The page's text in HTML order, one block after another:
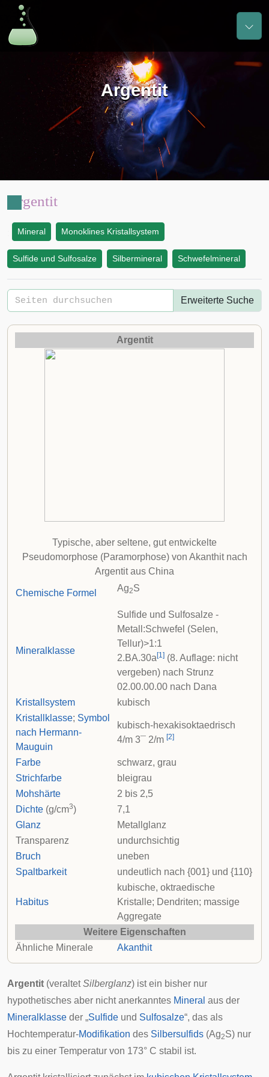
Argentit
Argentit
Mineral Monoklines Kristallsystem
Sulfide und Sulfosalze Silbermineral Schwefelmineral
Erweiterte Suche
Argentit
Typische, aber seltene, gut entwickelte
Pseudomorphose (Paramorphose) von Akanthit nach
Argentit aus China
Chemische Formel Ag2S
Mineralklasse
Sulfide und Sulfosalze -
Metall:Schwefel (Selen,
Tellur)>1:1
2.BA.30a [1] (8. Auflage: nicht
vergeben) nach Strunz
02.00.00.00 nach Dana
Kristallsystem
kubisch
Kristallklasse; Symbol
nach Hermann-
Mauguin
kubisch-hexakisoktaedrisch
4/m 3¯ 2/m [2]
Farbe
schwarz, grau
Strichfarbe
bleigrau
Mohshärte
2 bis 2,5
Dichte (g/cm3)
7,1
Glanz
Metallglanz
Transparenz
undurchsichtig
Bruch
uneben
Spaltbarkeit
undeutlich nach {001} und {110}
Habitus
kubische, oktraedische
Kristalle; Dendriten; massige
Aggregate
Weitere Eigenschaften
Ähnliche Minerale
Akanthit
Argentit (veraltetSilberglanz) ist ein bisher nur
hypothetisches aber nicht anerkanntes Mineral aus der
Mineralklasse der „Sulfide und Sulfosalze“, das als
Hochtemperatur-Modifikation des Silbersulfids (Ag2S) nur
bis zu einer Temperatur von 173° C stabil ist.